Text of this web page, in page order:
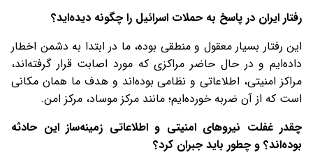
رفتار ایران در پاسخ به حملات اسرائیل را چگونه دیده‌اید؟
این رفتار بسیار معقول و منطقی بوده، ما در ابتدا به دشمن اخطار
داده‌ایم و در حال حاضر مراکزی که مورد اصابت قرار گرفته‌اند،
مراکز امنیتی، اطلاعاتی و نظامی بوده‌اند و هدف ما همان مکانی
است که از آن ضربه خورده‌ایم؛ مانند مرکز موساد، مرکز امن.
چقدر غفلت نیروهای امنیتی و اطلاعاتی زمینه‌ساز این حادثه
بوده‌اند؟ و چطور باید جبران کرد؟